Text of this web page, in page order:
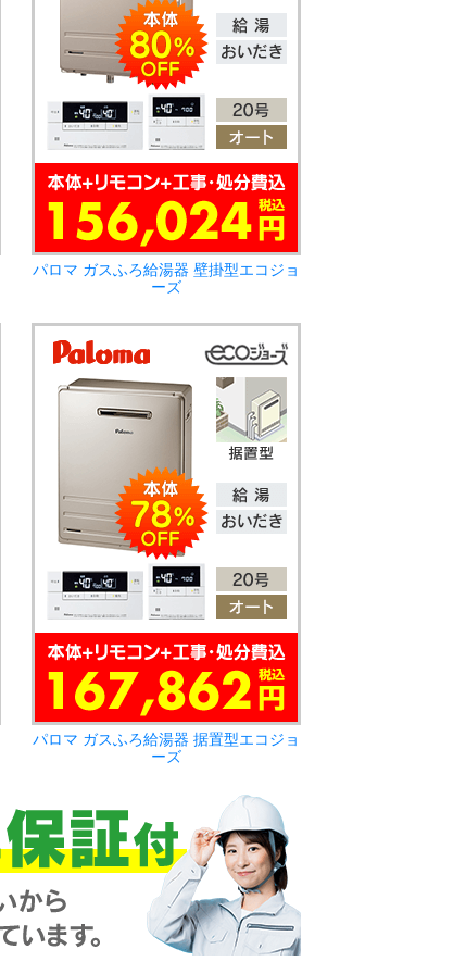
パロマ ガスふろ給湯器 壁掛型エコジョ
ーズ
パロマ ガスふろ給湯器 据置型エコジョ
ーズ